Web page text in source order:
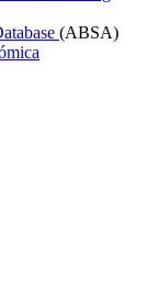
(ABSA)